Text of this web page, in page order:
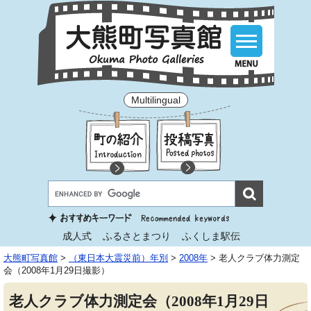
Multilingual
成人式 ふるさとまつり ふくしま駅伝
大熊町写真館 > （東日本大震災前）年別 > 2008年 > 老人クラブ体力測定
会（2008年1月29日撮影）
老人クラブ体力測定会（2008年1月29日